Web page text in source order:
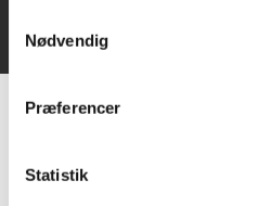
Vi bruger cookies til at
data med andre oplysninger,
Nødvendig
Præferencer
Statistik